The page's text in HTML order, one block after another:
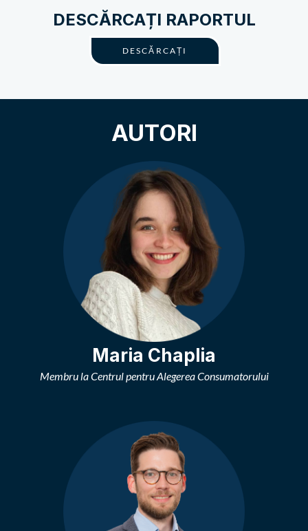
DESCĂRCAȚI RAPORTUL
DESCĂRCAȚI
AUTORI
Maria Chaplia
Membru la Centrul pentru Alegerea Consumatorului